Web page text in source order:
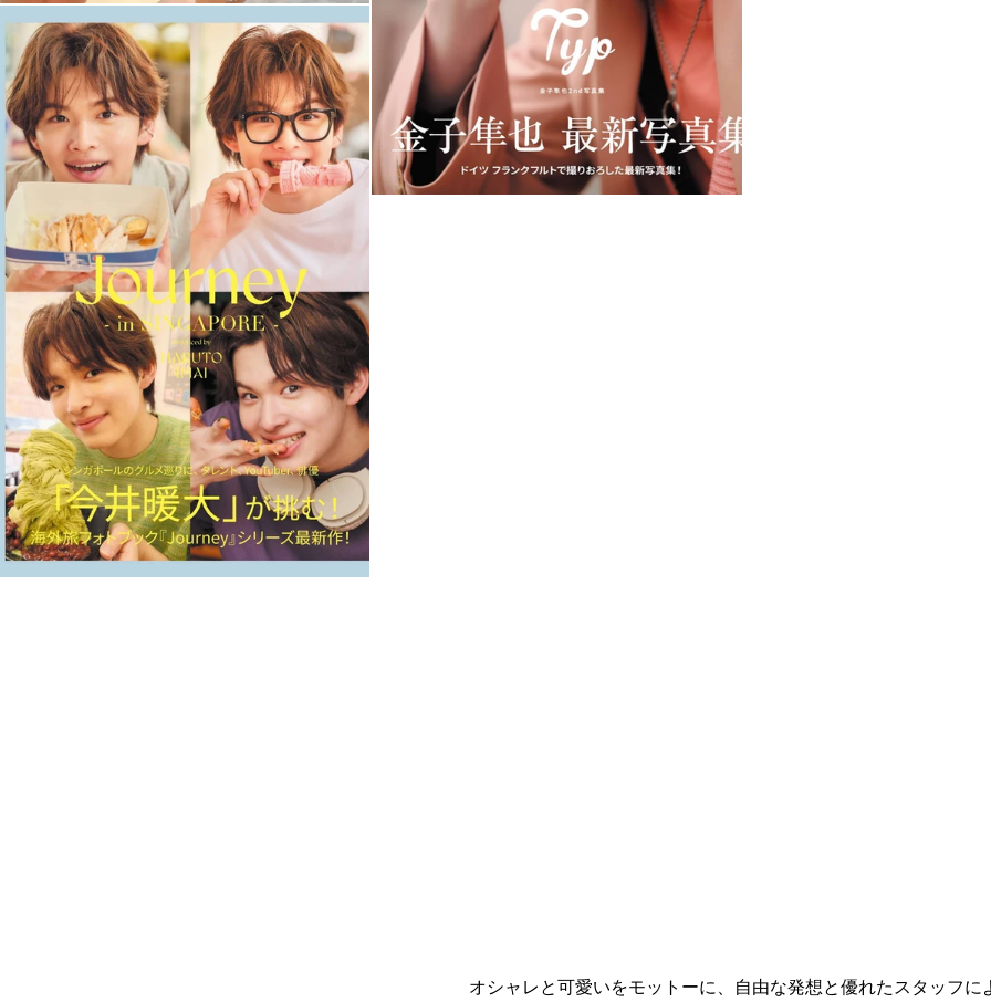
オシャレと可愛いをモットーに、自由な発想と優れたスタッフに